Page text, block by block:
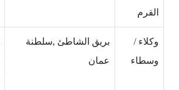
القرم
وكلاء /
وسطاء
بريق الشاطئ ,سلطنة
عمان